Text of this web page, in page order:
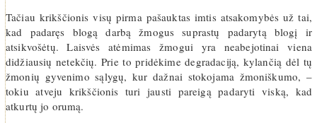
Tačiau krikščionis visų pirma pašauktas imtis atsakomybės už tai,
kad padaręs blogą darbą žmogus suprastų padarytą blogį ir
atsikvošėtų. Laisvės atėmimas žmogui yra neabejotinai viena
didžiausių netekčių. Prie to pridėkime degradaciją, kylančią dėl tų
žmonių gyvenimo sąlygų, kur dažnai stokojama žmoniškumo, –
tokiu atveju krikščionis turi jausti pareigą padaryti viską, kad
atkurtų jo orumą.